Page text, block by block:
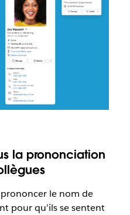
la prononciation
le nom de
pour qu’ils se sentent